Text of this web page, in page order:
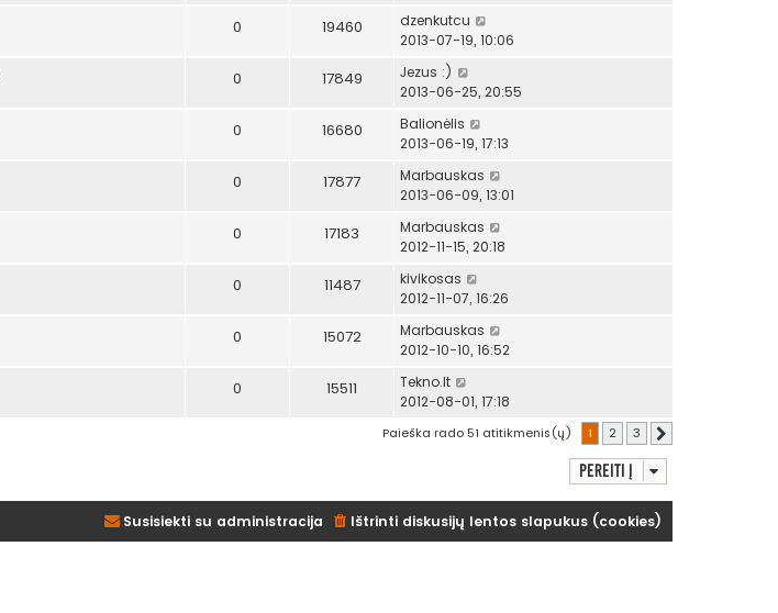
0 19460
dzenkutcu
2013-07-19, 10:06
0 17849
Jezus :)
2013-06-25, 20:55
0 16680
Balionėlis
2013-06-19, 17:13
0 17877
Marbauskas
2013-06-09, 13:01
0 17183
Marbauskas
2012-11-15, 20:18
0 11487
kivikosas
2012-11-07, 16:26
0 15072
Marbauskas
2012-10-10, 16:52
0 15511
Tekno.lt
2012-08-01, 17:18
Paieška rado 51 atitikmenis(ų) 1 2 3
Pereiti į
Ištrinti diskusijų lentos slapukus (cookies)
Susisiekti su administracija